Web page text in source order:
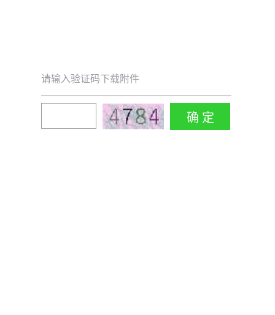
请输入验证码下载附件